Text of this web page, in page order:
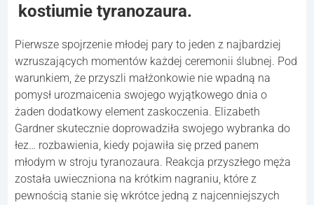
kostiumie tyranozaura.
Pierwsze spojrzenie młodej pary to jeden z najbardziej
wzruszających momentów każdej ceremonii ślubnej. Pod
warunkiem, że przyszli małżonkowie nie wpadną na
pomysł urozmaicenia swojego wyjątkowego dnia o
żaden dodatkowy element zaskoczenia. Elizabeth
Gardner skutecznie doprowadziła swojego wybranka do
łez… rozbawienia, kiedy pojawiła się przed panem
młodym w stroju tyranozaura. Reakcja przyszłego męża
została uwieczniona na krótkim nagraniu, które z
pewnością stanie się wkrótce jedną z najcenniejszych